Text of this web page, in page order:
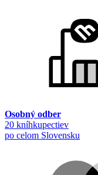
Osobný odber
20 kníhkupectiev
po celom Slovensku